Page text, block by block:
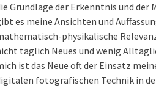
Grundlage der Erkenntnis und der
es meine Ansichten und
physikalische
täglich Neues und wenig
ist das Neue oft der Einsatz
fotografischen Technik in